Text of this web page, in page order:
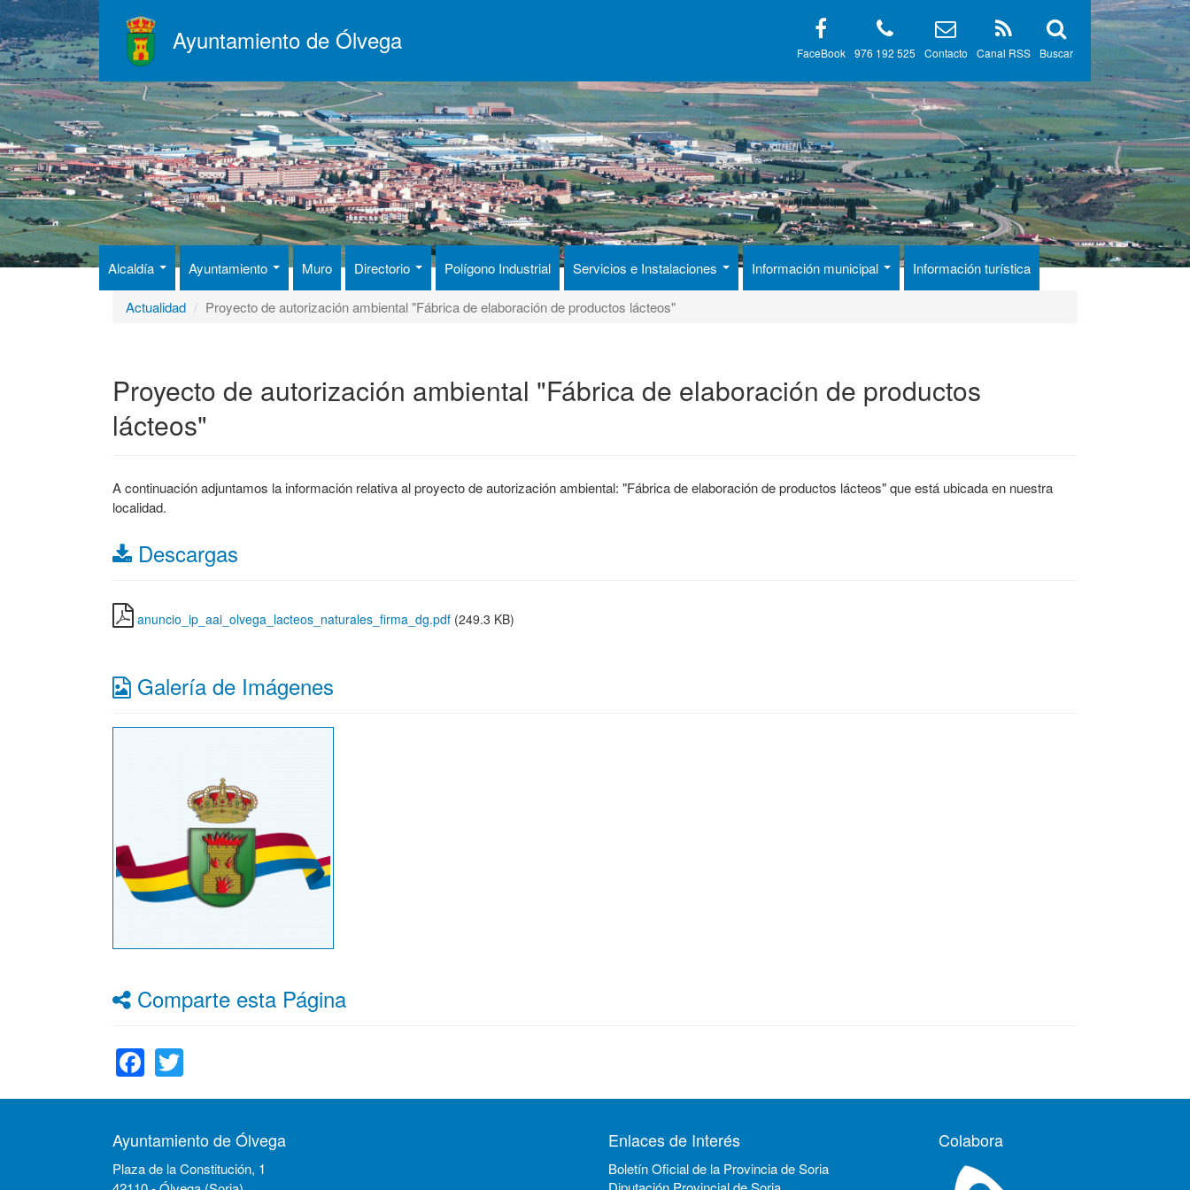
Pasar
al
contenido
principal
Ayuntamiento de Ólvega Buscar
Canal RSS
Contacto
976 192 525
FaceBook
Alcaldía Ayuntamiento Muro Directorio Polígono Industrial Servicios e Instalaciones Información municipal Información turística
Actualidad Proyecto de autorización ambiental "Fábrica de elaboración de productos lácteos"
Proyecto de autorización ambiental "Fábrica de elaboración de productos
lácteos"
A continuación adjuntamos la información relativa al proyecto de autorización ambiental: "Fábrica de elaboración de productos lácteos" que está ubicada en nuestra
localidad.
Descargas
anuncio_ip_aai_olvega_lacteos_naturales_firma_dg.pdf (249.3 KB)
Galería de Imágenes
Comparte esta Página
Facebook
Ayuntamiento de Ólvega
Plaza de la Constitución, 1
Enlaces de Interés
Boletín Oficial de la Provincia de Soria
Colabora